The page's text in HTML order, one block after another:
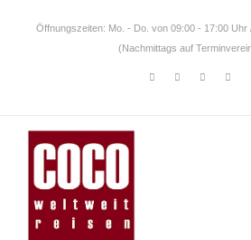
Öffnungszeiten: Mo. - Do. von 09:00 - 17:00
(Nachmittags auf